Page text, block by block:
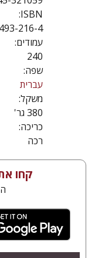
ISBN:
216-4
עמודים:
240
שפה:
עברית
משקל:
380 גר'
כריכה:
רכה
קחו